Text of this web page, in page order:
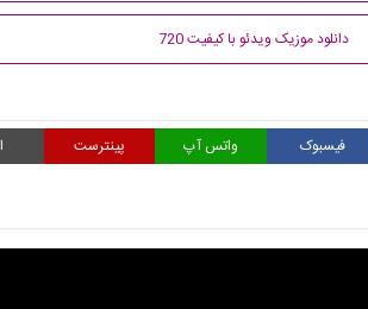
دانلود موزیک ویدئو با کیفیت 720
فیسبوک واتس آپ پینترست